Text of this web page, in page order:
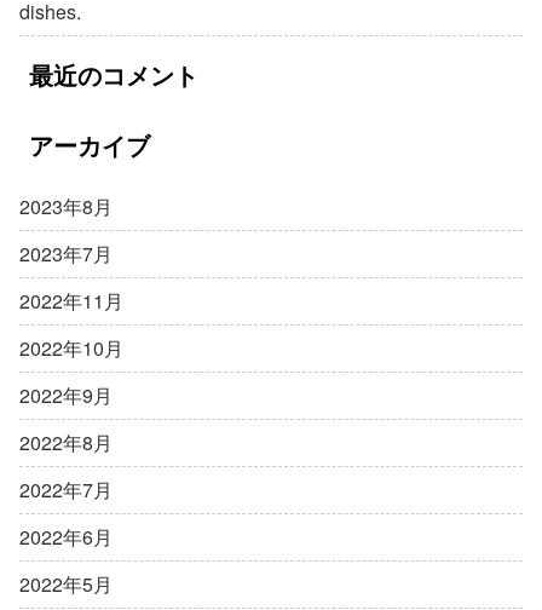
dishes.
最近のコメント
アーカイブ
2023年8月
2023年7月
2022年11月
2022年10月
2022年9月
2022年8月
2022年7月
2022年6月
2022年5月